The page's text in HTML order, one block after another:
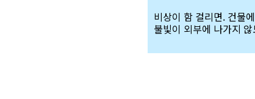
비상이 함 걸리면. 건물
불빛이 외부에 나가지